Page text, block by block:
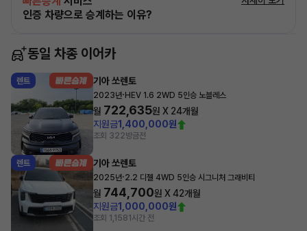
인증 차량으로 승계하는 이유?
동일 차종 이어카
렌트 기아 쏘렌토
2023년· HEV 1.6 2WD 5인승 노블레스
월 722,635원 X 24개월
지원금1,400,000원
조회 322방금전
렌트 기아 쏘렌토
2025년·2.2 디젤 4WD 5인승 시그니처 그래비티
월 744,700원 X42개월
지원금1,000,000원
조회 1,1581시간 전